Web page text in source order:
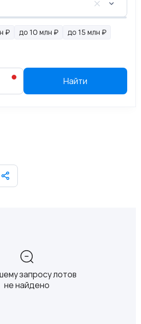
₽ до 10 млн ₽
до 15 млн ₽
Найти
запросу лотов
не найдено